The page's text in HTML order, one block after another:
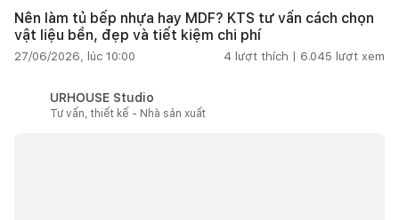
Nên làm tủ bếp nhựa hay MDF? KTS tư vấn cách chọn
vật liệu bền, đẹp và tiết kiệm chi phí
27/06/2026, lúc 10:00 4 lượt thích | 6.045 lượt xem
URHOUSE Studio
Tư vấn, thiết kế - Nhà sản xuất